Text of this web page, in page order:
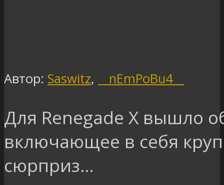
Автор: Saswitz, __nEmPoBu4__
Для Renegade X вышло
включающее в себя
сюрприз…